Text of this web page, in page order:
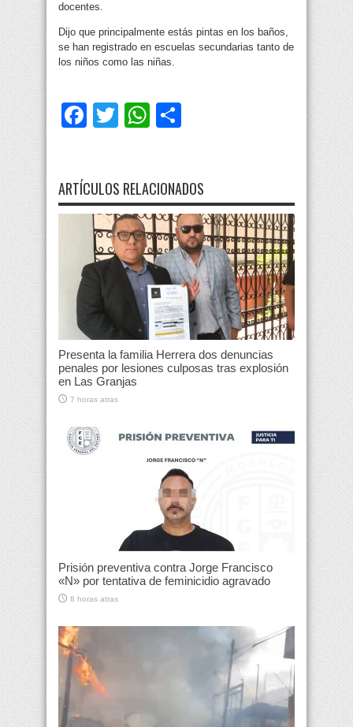
docentes.
Dijo que principalmente estás pintas en los baños,
se han registrado en escuelas secundarias tanto de
los niños como las niñas.
Facebook
TwitterWhatsApp
ARTÍCULOS RELACIONADOS
Presenta la familia Herrera dos denuncias
penales por lesiones culposas tras explosión
en Las Granjas
7 horas atras
Prisión preventiva contra Jorge Francisco
«N» por tentativa de feminicidio agravado
8 horas atras